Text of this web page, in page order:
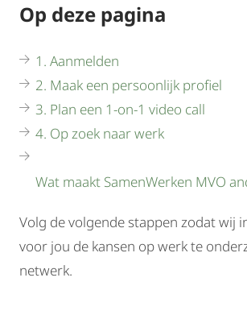
Op deze pagina
1. Aanmelden
2. Maak een persoonlijk profiel
3. Plan een 1-on-1 video call
4. Op zoek naar werk
Wat maakt SamenWerken MVO
Volg de volgende stappen zodat wij
voor jou de kansen op werk te
netwerk.